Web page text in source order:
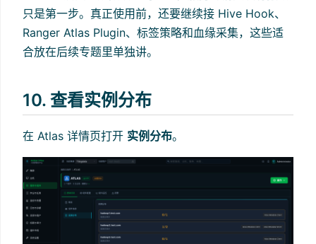
只是第一步。真正使用前，还要继续接 Hive Hook、
Ranger Atlas Plugin、标签策略和血缘采集，这些适
合放在后续专题里单独讲。
10. 查看实例分布
在 Atlas 详情页打开 实例分布。